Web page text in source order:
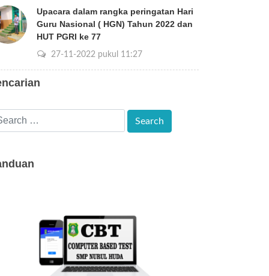
Upacara dalam rangka peringatan Hari
Guru Nasional ( HGN) Tahun 2022 dan
HUT PGRI ke 77
27-11-2022 pukul 11:27